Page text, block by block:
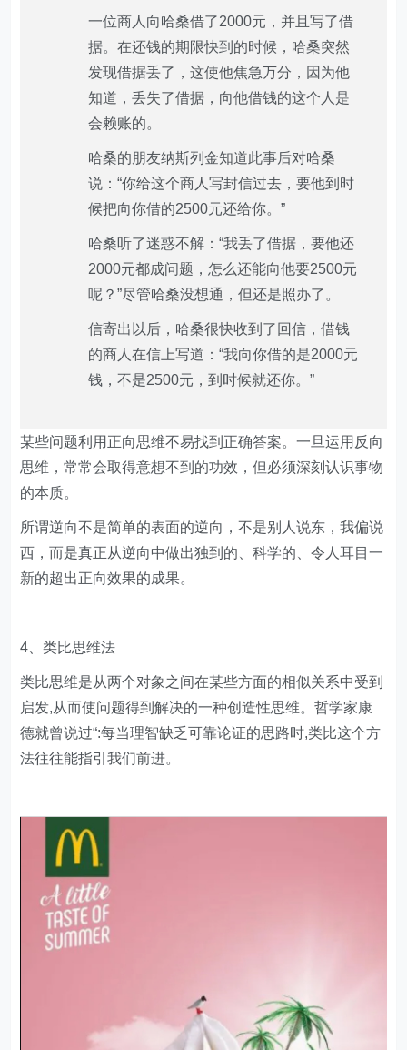
一位商人向哈桑借了2000元，并且写了借
据。在还钱的期限快到的时候，哈桑突然
发现借据丢了，这使他焦急万分，因为他
知道，丢失了借据，向他借钱的这个人是
会赖账的。
哈桑的朋友纳斯列金知道此事后对哈桑
说：“你给这个商人写封信过去，要他到时
候把向你借的2500元还给你。”
哈桑听了迷惑不解：“我丢了借据，要他还
2000元都成问题，怎么还能向他要2500元
呢？”尽管哈桑没想通，但还是照办了。
信寄出以后，哈桑很快收到了回信，借钱
的商人在信上写道：“我向你借的是2000元
钱，不是2500元，到时候就还你。”
某些问题利用正向思维不易找到正确答案。一旦运用反向
思维，常常会取得意想不到的功效，但必须深刻认识事物
的本质。
所谓逆向不是简单的表面的逆向，不是别人说东，我偏说
西，而是真正从逆向中做出独到的、科学的、令人耳目一
新的超出正向效果的成果。
4、类比思维法
类比思维是从两个对象之间在某些方面的相似关系中受到
启发,从而使问题得到解决的一种创造性思维。哲学家康
德就曾说过“:每当理智缺乏可靠论证的思路时,类比这个方
法往往能指引我们前进。